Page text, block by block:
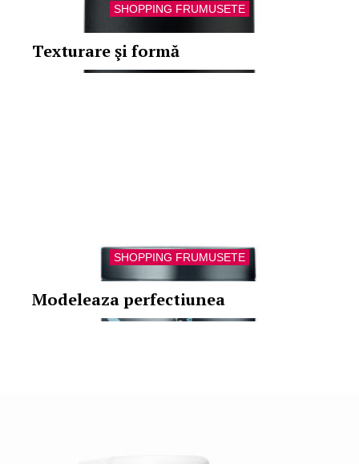
SHOPPING FRUMUSETE
Texturare şi formă
SHOPPING FRUMUSETE
Modeleaza perfectiunea